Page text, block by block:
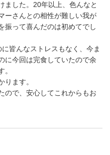
ました。20年以上、色んなと
ーさんとの相性が難しい我が
振って喜んだのは初めてでし
皆んなストレスもなく、今ま
に今回は完食していたので余
ります。
ので、安心してこれからもお